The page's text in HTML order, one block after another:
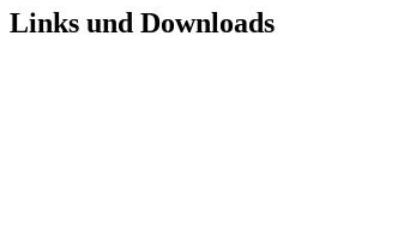
Links und Downloads